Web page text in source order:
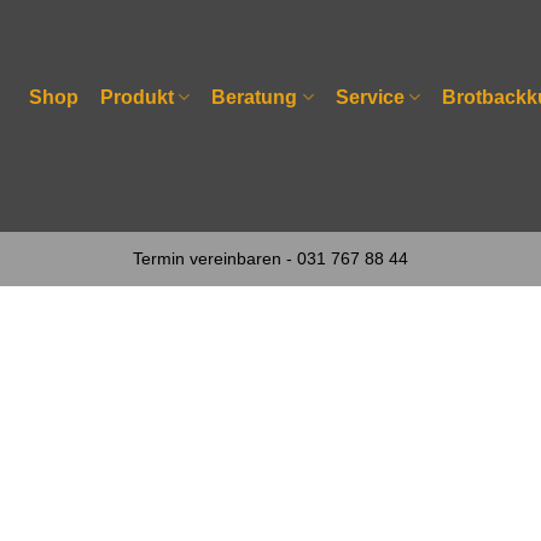
Shop
Produkt Beratung Service
Termin vereinbaren - 031 767 88 44